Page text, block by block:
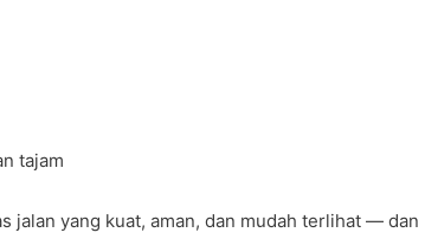
tajam
jalan yang kuat, aman, dan mudah terlihat — dan